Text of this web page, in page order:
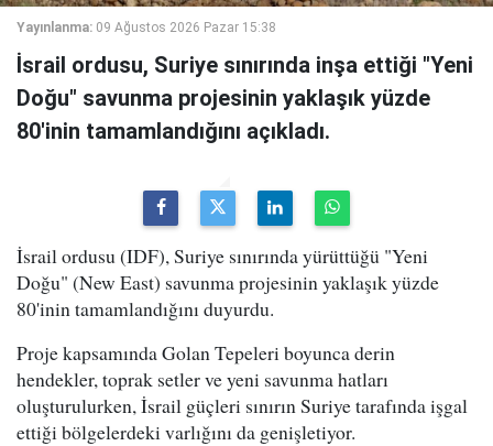
Yayınlanma: 09 Ağustos 2026 Pazar 15:38
İsrail ordusu, Suriye sınırında inşa ettiği "Yeni
Doğu" savunma projesinin yaklaşık yüzde
80'inin tamamlandığını açıkladı.
İsrail ordusu (IDF), Suriye sınırında yürüttüğü "Yeni
Doğu" (New East) savunma projesinin yaklaşık yüzde
80'inin tamamlandığını duyurdu.
Proje kapsamında Golan Tepeleri boyunca derin
hendekler, toprak setler ve yeni savunma hatları
oluşturulurken, İsrail güçleri sınırın Suriye tarafında işgal
ettiği bölgelerdeki varlığını da genişletiyor.